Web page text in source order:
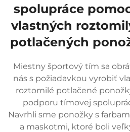
spolupráce
vlastných
potlačených
Miestny športový tím sa
nás s požiadavkou vyrobiť
roztomilé potlačené
podporu tímovej
Navrhli sme ponožky s
a maskotmi, ktoré boli